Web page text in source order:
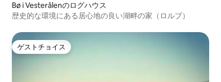
Bø i Vesterålenのログハウス
歴史的な環境にある居心地の良い湖畔の家（ロルブ）
ゲストチョイス
ゲストチョイス